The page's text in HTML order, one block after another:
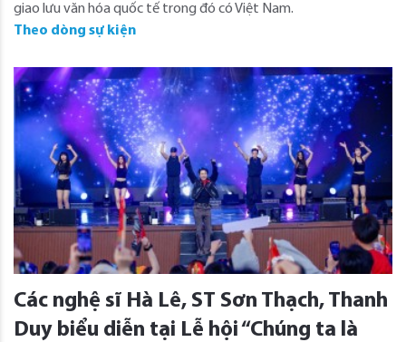
giao lưu văn hóa quốc tế trong đó có Việt Nam.
Theo dòng sự kiện
Các nghệ sĩ Hà Lê, ST Sơn Thạch, Thanh
Duy biểu diễn tại Lễ hội “Chúng ta là